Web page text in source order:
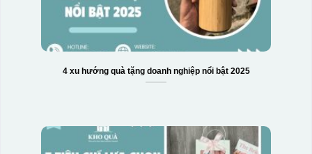
4 xu hướng quà tặng doanh nghiệp nổi bật 2025